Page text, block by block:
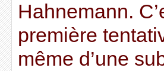
Hahnemann.
première
même d’une